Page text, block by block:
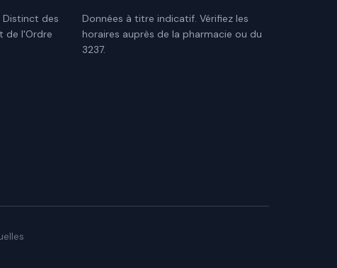
Distinct des
de l'Ordre
Données à titre indicatif. Vérifiez les
horaires auprès de la pharmacie ou du
3237.